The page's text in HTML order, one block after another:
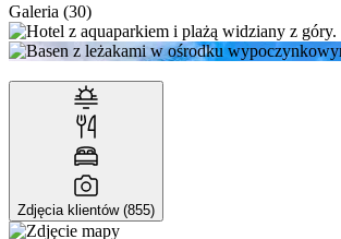
Galeria (30)
Zdjęcia klientów (855)